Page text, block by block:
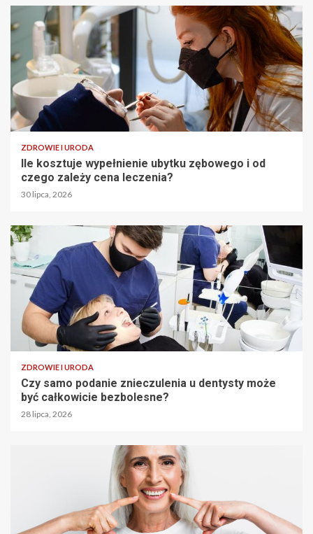
ZDROWIE I URODA
Ile kosztuje wypełnienie ubytku zębowego i od
czego zależy cena leczenia?
30 lipca, 2026
ZDROWIE I URODA
Czy samo podanie znieczulenia u dentysty może
być całkowicie bezbolesne?
28 lipca, 2026